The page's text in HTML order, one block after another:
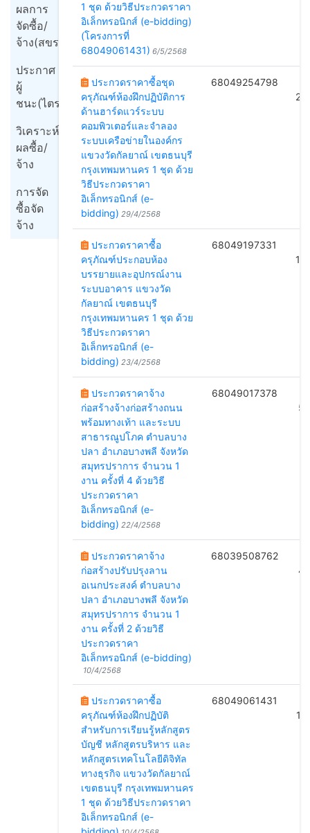
ผลการ
จัดซื้อ/
จ้าง(สขร1)
ประกาศ
ผู้
ชนะ(ไตรมาส)
วิเคราะห์
ผลซื้อ/
จ้าง
การจัด
ซื้อจัด
จ้าง
1 ชุด ด้วยวิธีประกวดราคา
อิเล็กทรอนิกส์ (e-bidding)
(โครงการที่
68049061431) 6/5/2568
ประกวดราคาซื้อชุด
ครุภัณฑ์ห้องฝึกปฏิบัติการ
ด้านฮาร์ดแวร์ระบบ
คอมพิวเตอร์และจำลอง
ระบบเครือข่ายในองค์กร
แขวงวัดกัลยาณ์ เขตธนบุรี
กรุงเทพมหานคร 1 ชุด ด้วย
วิธีประกวดราคา
อิเล็กทรอนิกส์ (e-
bidding) 29/4/2568
68049254798
ประกวดราคาซื้อ
ครุภัณฑ์ประกอบห้อง
บรรยายและอุปกรณ์งาน
ระบบอาคาร แขวงวัด
กัลยาณ์ เขตธนบุรี
กรุงเทพมหานคร 1 ชุด ด้วย
วิธีประกวดราคา
อิเล็กทรอนิกส์ (e-
bidding) 23/4/2568
68049197331
ประกวดราคาจ้าง
ก่อสร้างจ้างก่อสร้างถนน
พร้อมทางเท้า และระบบ
สาธารณูปโภค ตำบลบาง
ปลา อำเภอบางพลี จังหวัด
สมุทรปราการ จำนวน 1
งาน ครั้งที่ 4 ด้วยวิธี
ประกวดราคา
อิเล็กทรอนิกส์ (e-
bidding) 22/4/2568
68049017378
5/
ประกวดราคาจ้าง
ก่อสร้างปรับปรุงลาน
อเนกประสงค์ ตำบลบาง
ปลา อำเภอบางพลี จังหวัด
สมุทรปราการ จำนวน 1
งาน ครั้งที่ 2 ด้วยวิธี
ประกวดราคา
อิเล็กทรอนิกส์ (e-bidding)
10/4/2568
68039508762
4/
ประกวดราคาซื้อ
ครุภัณฑ์ห้องฝึกปฏิบัติ
สำหรับการเรียนรู้หลักสูตร
บัญชี หลักสูตรบริหาร และ
หลักสูตรเทคโนโลยีดิจิทัล
ทางธุรกิจ แขวงวัดกัลยาณ์
เขตธนบุรี กรุงเทพมหานคร
1 ชุด ด้วยวิธีประกวดราคา
อิเล็กทรอนิกส์ (e-
68049061431